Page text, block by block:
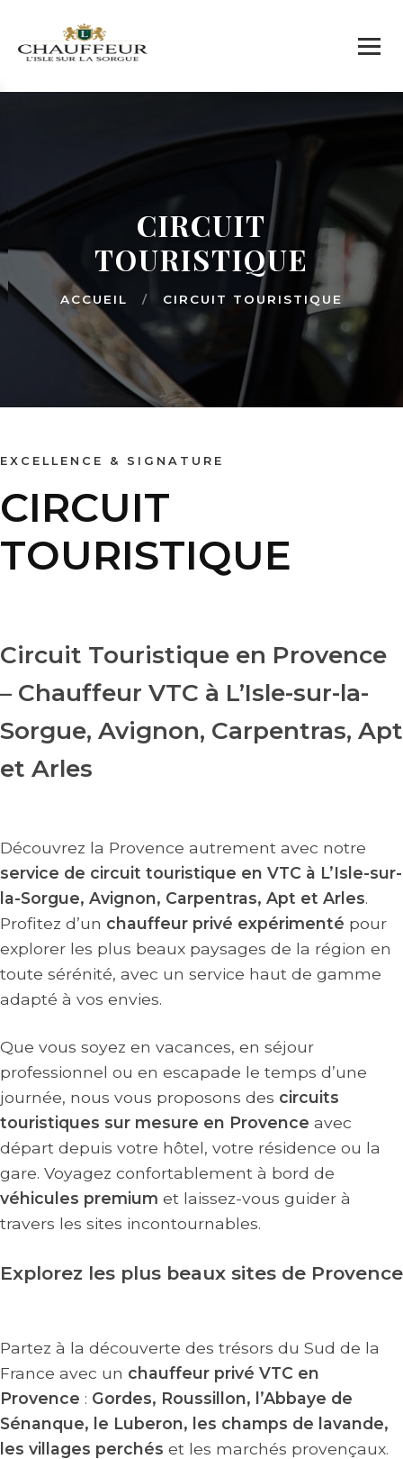
CIRCUIT
TOURISTIQUE
ACCUEIL / CIRCUIT TOURISTIQUE
EXCELLENCE & SIGNATURE
CIRCUIT
TOURISTIQUE
Circuit Touristique en Provence
– Chauffeur VTC à L’Isle-sur-la-
Sorgue, Avignon, Carpentras, Apt
et Arles
Découvrez la Provence autrement avec notre
service de circuit touristique en VTC à L’Isle-sur-
la-Sorgue, Avignon, Carpentras, Apt et Arles.
Profitez d’un chauffeur privé expérimenté pour
explorer les plus beaux paysages de la région en
toute sérénité, avec un service haut de gamme
adapté à vos envies.
Que vous soyez en vacances, en séjour
professionnel ou en escapade le temps d’une
journée, nous vous proposons des circuits
touristiques sur mesure en Provence avec
départ depuis votre hôtel, votre résidence ou la
gare. Voyagez confortablement à bord de
véhicules premium et laissez-vous guider à
travers les sites incontournables.
Explorez les plus beaux sites de Provence
Partez à la découverte des trésors du Sud de la
France avec un chauffeur privé VTC en
Provence : Gordes, Roussillon, l’Abbaye de
Sénanque, le Luberon, les champs de lavande,
les villages perchés et les marchés provençaux.